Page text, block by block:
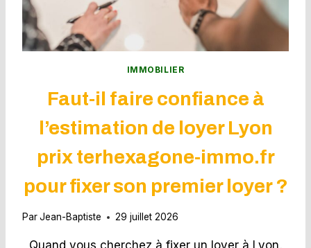
S
E
I
V
E
S
2
0
2
6
E
T
H
Ï
A
D
P
U
IMMOBILIER
Faut-il faire confiance à
l’estimation de loyer Lyon
prix terhexagone-immo.fr
pour fixer son premier loyer ?
ParJean-Baptiste 29 juillet 2026